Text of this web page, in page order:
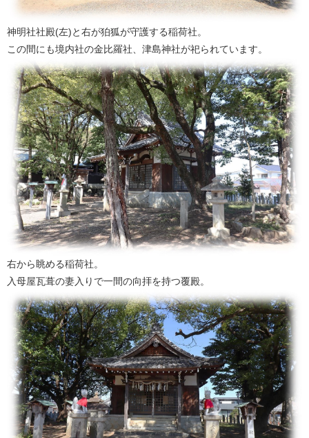
神明社社殿(左)と右が狛狐が守護する稲荷社。
この間にも境内社の金比羅社、津島神社が祀られています。
右から眺める稲荷社。
入母屋瓦葺の妻入りで一間の向拝を持つ覆殿。